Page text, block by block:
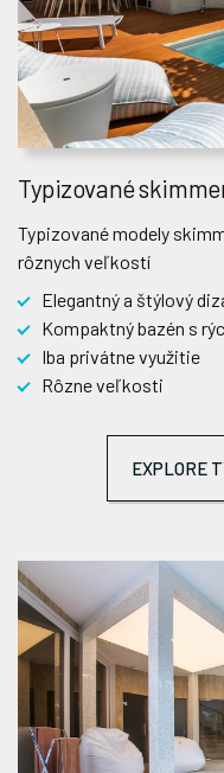
Typizované
Typizované modely
rôznych veľkostí
Elegantný a štýlový
Kompaktný bazén s
Iba privátne využitie
Rôzne veľkosti
EXPLORE